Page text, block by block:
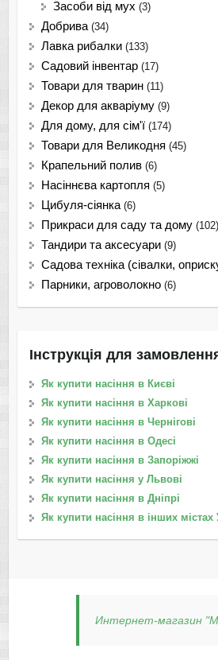
Засоби від мух (3)
Добрива (34)
Лавка рибалки (133)
Садовий інвентар (17)
Товари для тварин (11)
Декор для акваріуму (9)
Для дому, для сім'ї (174)
Товари для Великодня (45)
Крапельний полив (6)
Насіннєва картопля (5)
Цибуля-сіянка (6)
Прикраси для саду та дому (102)
Тандири та аксесуари (9)
Садова техніка (сівалки,
Парники, агроволокно (6)
Інструкція для
Як купити насіння в Києві
Як купити насіння в Харкові
Як купити насіння в Чернігові
Як купити насіння в Одесі
Як купити насіння в Запоріжжі
Як купити насіння у Львові
Як купити насіння в Дніпрі
Як купити насіння в інших містах
Интернет-магазин